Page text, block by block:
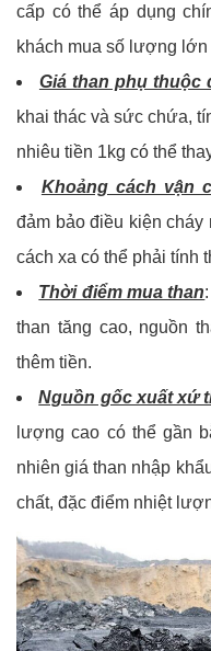
cấp có thể áp dụng
khách mua số lượng
Giá than phụ thuộc
khai thác và sức chứa,
nhiêu tiền 1kg có thể
Khoảng cách vận
đảm bảo điều kiện cháy
cách xa có thể phải tính
Thời điểm mua than
than tăng cao, nguồn
thêm tiền.
Nguồn gốc xuất xứ
lượng cao có thể gần
nhiên giá than nhập
chất, đặc điểm nhiệt